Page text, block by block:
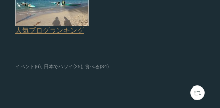
イベント (6) 日本でハワイ (25) 食べる(34)